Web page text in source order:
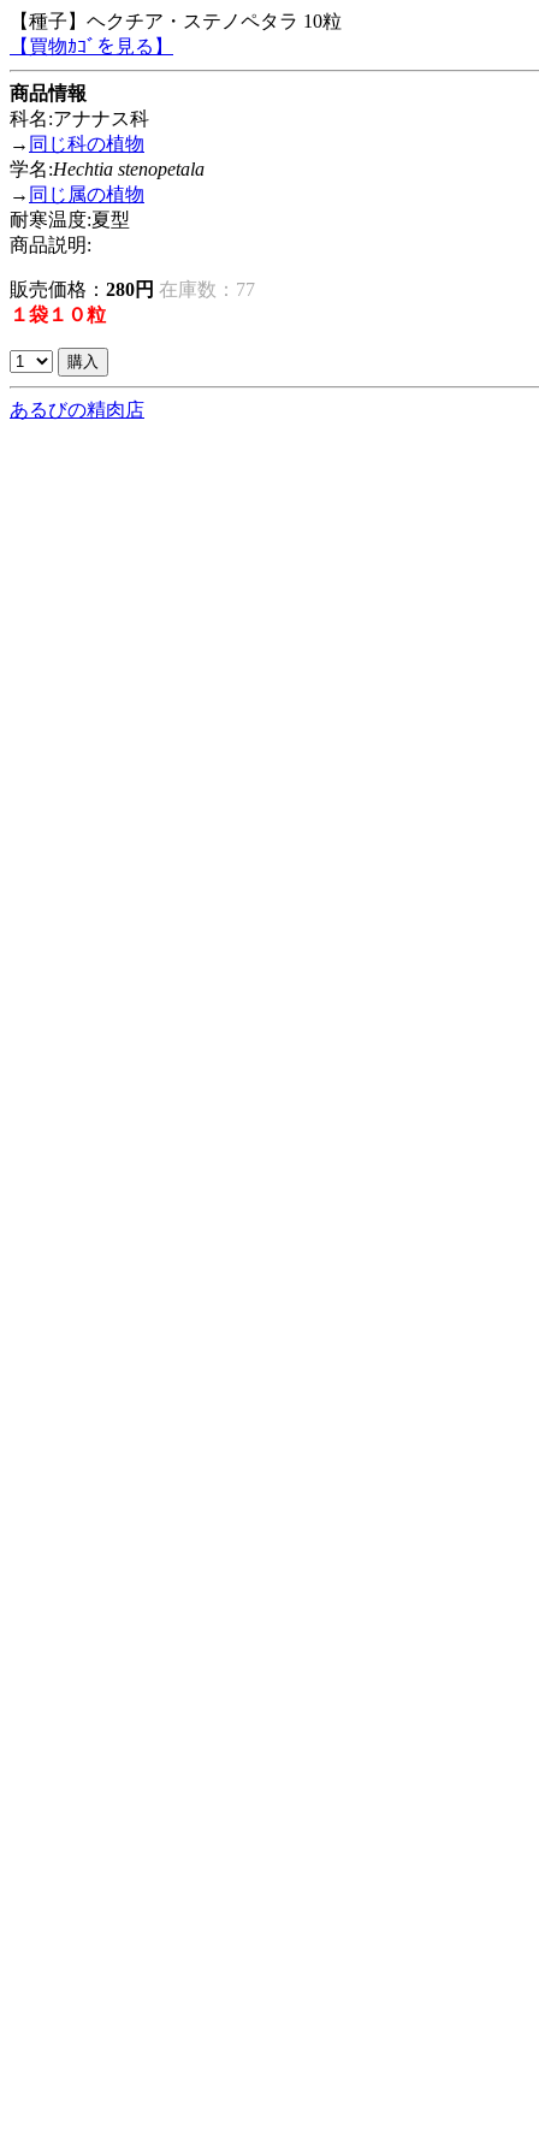
【種子】ヘクチア・ステノペタラ 10粒
【買物ｶｺﾞを見る】
商品情報
科名:アナナス科
→ 同じ科の植物
学名:Hechtia stenopetala
→ 同じ属の植物
耐寒温度:夏型
商品説明:
販売価格： 280円 在庫数：77
１袋１０粒
あるびの精肉店